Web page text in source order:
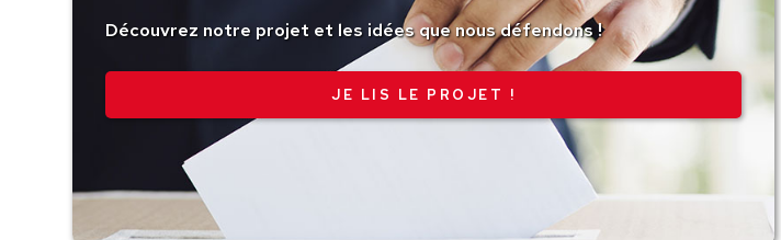
Découvrez notre projet et les idées que nous défendons !
JE LIS LE PROJET !